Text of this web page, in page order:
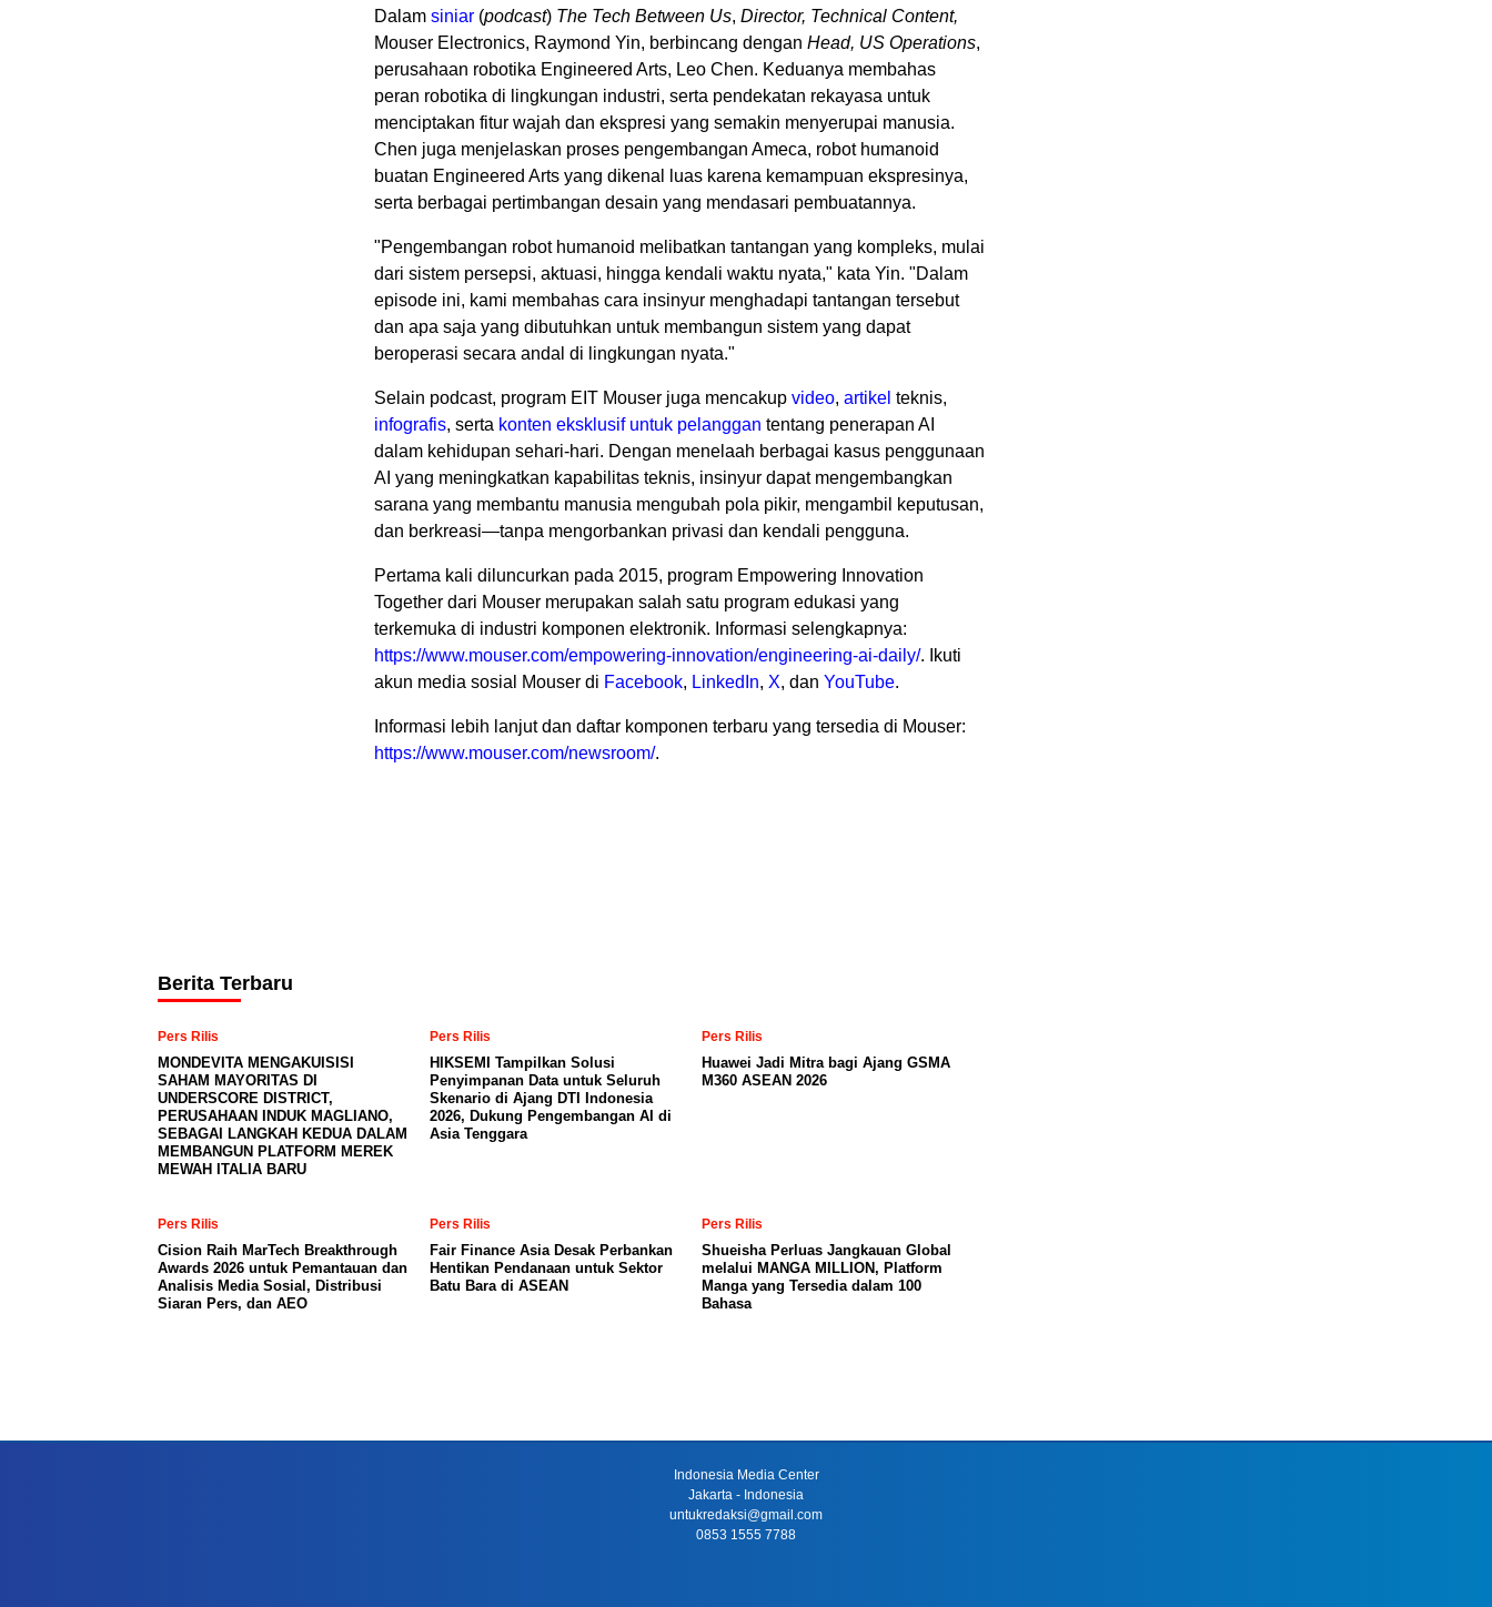
Dalam siniar (podcast) The Tech Between Us, Director, Technical Content,
Mouser Electronics, Raymond Yin, berbincang dengan Head, US Operations,
perusahaan robotika Engineered Arts, Leo Chen. Keduanya membahas
peran robotika di lingkungan industri, serta pendekatan rekayasa untuk
menciptakan fitur wajah dan ekspresi yang semakin menyerupai manusia.
Chen juga menjelaskan proses pengembangan Ameca, robot humanoid
buatan Engineered Arts yang dikenal luas karena kemampuan ekspresinya,
serta berbagai pertimbangan desain yang mendasari pembuatannya.
"Pengembangan robot humanoid melibatkan tantangan yang kompleks, mulai
dari sistem persepsi, aktuasi, hingga kendali waktu nyata," kata Yin. "Dalam
episode ini, kami membahas cara insinyur menghadapi tantangan tersebut
dan apa saja yang dibutuhkan untuk membangun sistem yang dapat
beroperasi secara andal di lingkungan nyata."
Selain podcast, program EIT Mouser juga mencakup video, artikel teknis,
infografis, serta konten eksklusif untuk pelanggan tentang penerapan AI
dalam kehidupan sehari-hari. Dengan menelaah berbagai kasus penggunaan
AI yang meningkatkan kapabilitas teknis, insinyur dapat mengembangkan
sarana yang membantu manusia mengubah pola pikir, mengambil keputusan,
dan berkreasi—tanpa mengorbankan privasi dan kendali pengguna.
Pertama kali diluncurkan pada 2015, program Empowering Innovation
Together dari Mouser merupakan salah satu program edukasi yang
terkemuka di industri komponen elektronik. Informasi selengkapnya:
https://www.mouser.com/empowering-innovation/engineering-ai-daily/. Ikuti
akun media sosial Mouser di Facebook, LinkedIn, X, dan YouTube.
Informasi lebih lanjut dan daftar komponen terbaru yang tersedia di Mouser:
https://www.mouser.com/newsroom/.
Berita Terbaru
Pers Rilis
MONDEVITA MENGAKUISISI
SAHAM MAYORITAS DI
UNDERSCORE DISTRICT,
PERUSAHAAN INDUK MAGLIANO,
SEBAGAI LANGKAH KEDUA DALAM
MEMBANGUN PLATFORM MEREK
MEWAH ITALIA BARU
Pers Rilis
HIKSEMI Tampilkan Solusi
Penyimpanan Data untuk Seluruh
Skenario di Ajang DTI Indonesia
2026, Dukung Pengembangan AI di
Asia Tenggara
Pers Rilis
Huawei Jadi Mitra bagi Ajang GSMA
M360 ASEAN 2026
Pers Rilis
Cision Raih MarTech Breakthrough
Awards 2026 untuk Pemantauan dan
Analisis Media Sosial, Distribusi
Siaran Pers, dan AEO
Pers Rilis
Fair Finance Asia Desak Perbankan
Hentikan Pendanaan untuk Sektor
Batu Bara di ASEAN
Pers Rilis
Shueisha Perluas Jangkauan Global
melalui MANGA MILLION, Platform
Manga yang Tersedia dalam 100
Bahasa
Indonesia Media Center
Jakarta - Indonesia
untukredaksi@gmail.com
0853 1555 7788